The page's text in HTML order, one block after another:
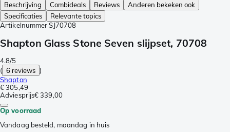
Beschrijving
Combideals Reviews
Anderen bekeken ook
Specificaties
Relevante topics
Artikelnummer SJ70708
Shapton Glass Stone Seven slijpset, 70708
4.8/5
( 6 reviews )
Shapton
€ 305,49
Adviesprijs€ 339,00
Op voorraad
Vandaag besteld, maandag in huis